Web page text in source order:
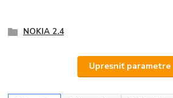
NOKIA 2.4
Upresniť parametre